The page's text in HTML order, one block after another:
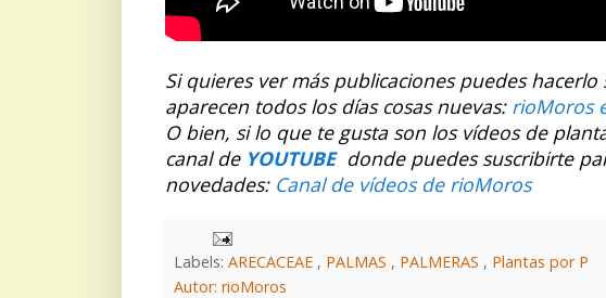
Si quieres ver más publicaciones puedes
aparecen todos los días cosas nuevas: rioMoros
O bien, si lo que te gusta son los vídeos de
canal de YOUTUBEdonde puedes suscribirte
novedades: Canal de vídeos de rioMoros
Labels: ARECACEAE , PALMAS , PALMERAS , Plantas por P
Autor: rioMoros